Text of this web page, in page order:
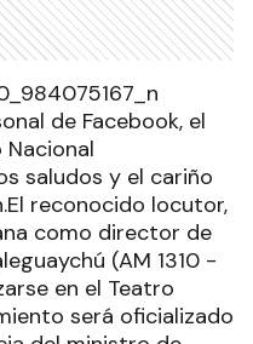
de Facebook, el
saludos y el cariño
reconocido locutor,
como director de
(AM 1310 -
en el Teatro
será oficializado